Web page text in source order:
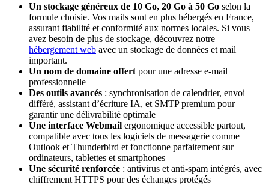
Un stockage généreux de 10 Go, 20 Go à 50 Go selon la
formule choisie. Vos mails sont en plus hébergés en France,
assurant fiabilité et conformité aux normes locales. Si vous
avez besoin de plus de stockage, découvrez notre
hébergement web avec un stockage de données et mail
important.
Un nom de domaine offert pour une adresse e-mail
professionnelle
Des outils avancés : synchronisation de calendrier, envoi
différé, assistant d’écriture IA, et SMTP premium pour
garantir une délivrabilité optimale
Une interface Webmail ergonomique accessible partout,
compatible avec tous les logiciels de messagerie comme
Outlook et Thunderbird et fonctionne parfaitement sur
ordinateurs, tablettes et smartphones
Une sécurité renforcée : antivirus et anti-spam intégrés, avec
chiffrement HTTPS pour des échanges protégés